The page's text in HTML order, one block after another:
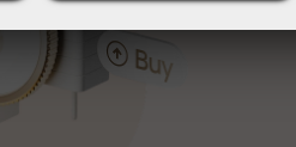
ข่งและความเร็ว
เดียวกัน Aleš
งมั่นและวินัยเข้าสู่
— ตัวคูณที่ใหญ่ที่สุด